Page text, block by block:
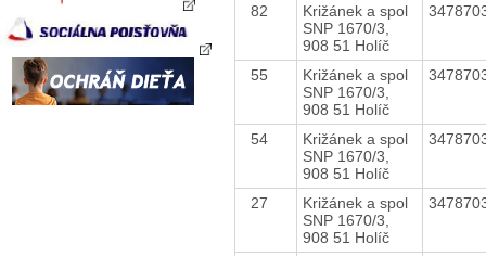
82
Križánek a spol
SNP 1670/3,
908 51 Holíč
55
Križánek a spol
SNP 1670/3,
908 51 Holíč
54
Križánek a spol
SNP 1670/3,
908 51 Holíč
27
Križánek a spol
SNP 1670/3,
908 51 Holíč